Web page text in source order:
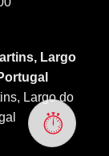
Largo
Largo do